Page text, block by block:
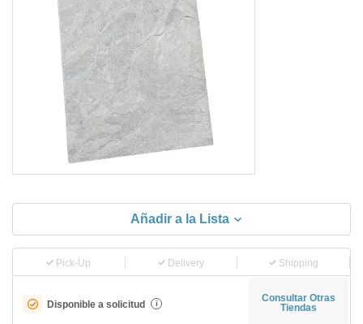
Añadir a la Lista
Pick-Up Delivery Shipping
Disponible a solicitud i
Consultar Otras
Tiendas